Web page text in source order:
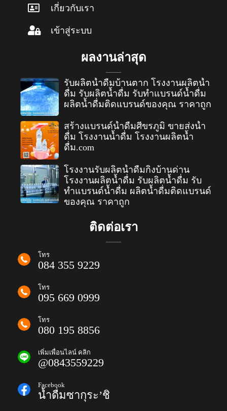
เกี่ยวกับเรา
เข้าสู่ระบบ
ผลงานล่าสุด
รับผลิตน้ำดื่มบ้านตาก โรงงานผลิตน้ำ
ดื่ม รับผลิตน้ำดื่ม รับทำแบรนด์น้ำดื่ม
ผลิตน้ำดื่มติดแบรนด์ของคุณ ราคาถูก
สร้างแบรนด์น้ำดื่มศีขรภูมิ ขายส่งน้ำ
ดื่ม โรงงานน้ำดื่ม โรงงานผลิตน้ำ
ดื่ม.com
โรงงานรับผลิตน้ำดื่มกิ่งบ้านด่าน
โรงงานผลิตน้ำดื่ม รับผลิตน้ำดื่ม รับ
ทำแบรนด์น้ำดื่ม ผลิตน้ำดื่มติดแบรนด์
ของคุณ ราคาถูก
ติดต่อเรา
โทร
084 355 9229
โทร
095 669 0999
โทร
080 195 8856
เพิ่มเพื่อนไลน์ คลิก
@0843559229
Facebook
น้ำดื่มซากุระ’ชิ